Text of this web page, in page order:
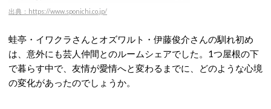
出典：https://www.sponichi.co.jp/
蛙亭・イワクラさんとオズワルト・伊藤俊介さんの馴れ初め
は、意外にも芸人仲間とのルームシェアでした。1つ屋根の下
で暮らす中で、友情が愛情へと変わるまでに、どのような心境
の変化があったのでしょうか。